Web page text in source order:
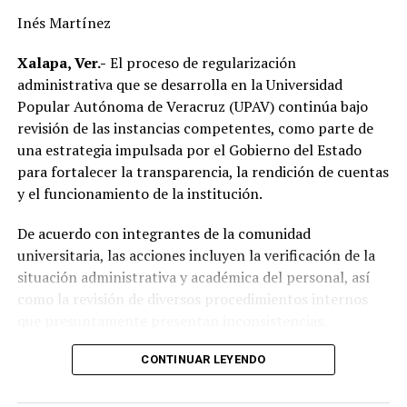
las principales demandas de la población.
“Mejorar el servicio de energía eléctrica ha sido una
prioridad desde el inicio de mi gobierno y continuaremos
gestionando recursos y proyectos que contribuyan al
desarrollo del municipio y al bienestar de las familias
alvaradeñas”.
Por último, reconoció y agradeció a la gobernadora del
Alvarado, así como a personal directivo de la CFE por la
disposición y coordinación institucional para impulsar
estas importantes acciones en beneficio del municipio.
Inés Martínez
Xalapa, Ver.- El proceso de regularización
administrativa que se desarrolla en la Universidad
Popular Autónoma de Veracruz (UPAV) continúa bajo
revisión de las instancias competentes, como parte de
una estrategia impulsada por el Gobierno del Estado
para fortalecer la transparencia, la rendición de cuentas
y el funcionamiento de la institución.
De acuerdo con integrantes de la comunidad
universitaria, las acciones incluyen la verificación de la
situación administrativa y académica del personal, así
como la revisión de diversos procedimientos internos
Entre los aspectos que son objeto de análisis se
encuentran posibles casos de docentes con asignaciones
CONTINUAR LEYENDO